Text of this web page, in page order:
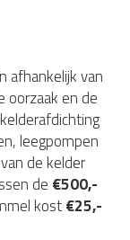
afhankelijk van
oorzaak en de
leegpompen
de kelder
de €500,-
kost€25,-